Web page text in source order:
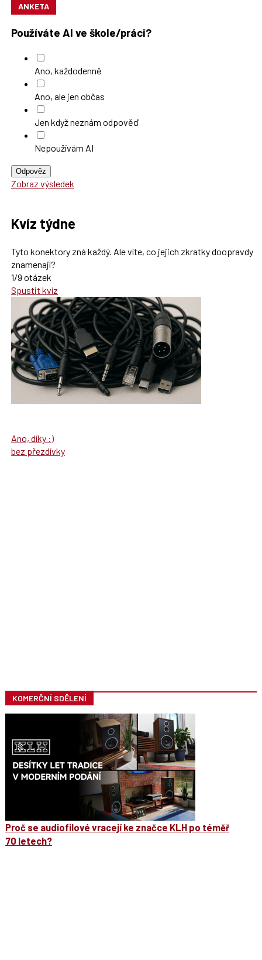
ANKETA
Používáte AI ve škole/práci?
Ano, každodenně
Ano, ale jen občas
Jen když neznám odpověď
Nepoužívám AI
Odpověz
Zobraz výsledek
Kvíz týdne
Tyto konektory zná každý. Ale víte, co jejich zkratky doopravdy
znamenají?
1/9 otázek
Spustit kvíz
Ano, díky :)
bez přezdívky
KOMERČNÍ SDĚLENÍ
Proč se audiofilové vracejí ke značce KLH po téměř
70 letech?